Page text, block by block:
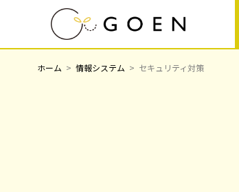
ホーム 情報システム セキュリティ対策